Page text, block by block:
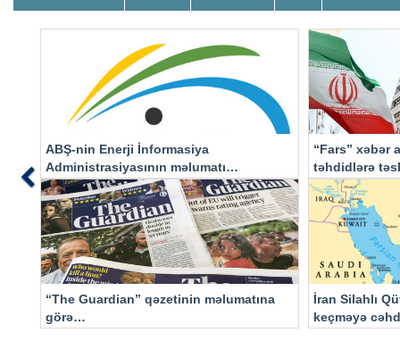
ABŞ-nin Enerji İnformasiya
Administrasiyasının məlumatı
əsasında…
“Fars” xəbər
təhdidlərə
“The Guardian” qəzetinin məlumatına
görə…
İran Silahlı
keçməyə
Previous